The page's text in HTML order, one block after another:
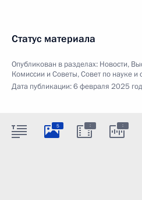
Статус материала
Опубликован в разделах: Новости,
Комиссии и Советы,Совет по науке и
Дата публикации:6 февраля 2025
5 : :